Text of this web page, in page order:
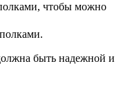
чтобы можно
быть надежной и